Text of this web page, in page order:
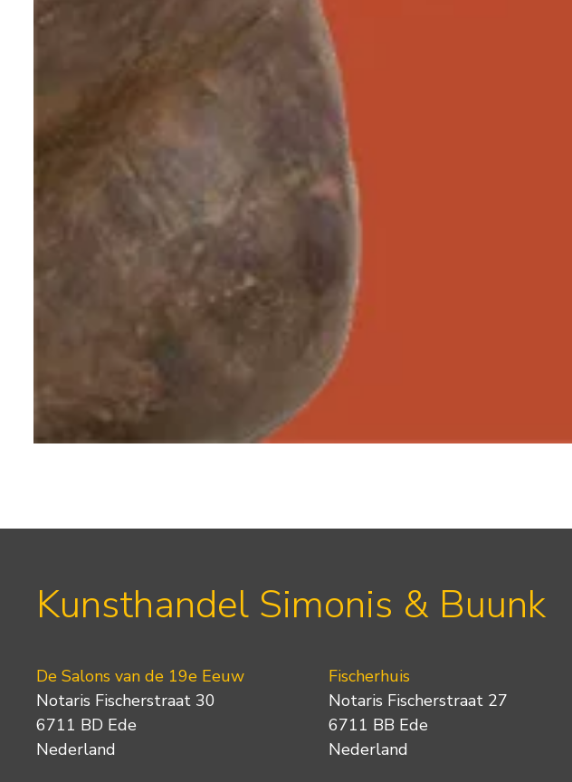
Kunsthandel Simonis & Buunk
De Salons van de 19e Eeuw
Notaris Fischerstraat 30
6711 BD Ede
Nederland
Fischerhuis
Notaris Fischerstraat 27
6711 BB Ede
Nederland